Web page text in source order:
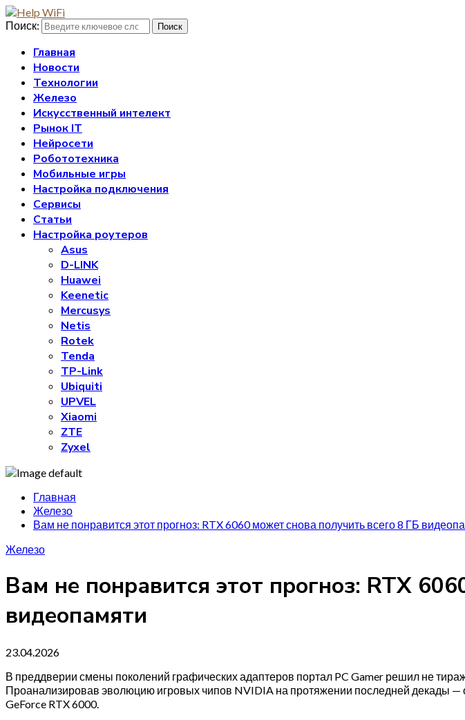
Поиск: Поиск
Главная
Новости
Технологии
Железо
Искусственный интелект
Рынок IT
Нейросети
Робототехника
Мобильные игры
Настройка подключения
Сервисы
Статьи
Настройка роутеров
Asus
D-LINK
Huawei
Keenetic
Mercusys
Netis
Rotek
Tenda
TP-Link
Ubiquiti
UPVEL
Xiaomi
ZTE
Zyxel
Главная
Железо
Вам не понравится этот прогноз: RTX 6060 может снова получить всего 8 ГБ
Железо
Вам не понравится этот прогноз: RTX
видеопамяти
23.04.2026
В преддверии смены поколений графических адаптеров портал PC Gamer решил не
Проанализировав эволюцию игровых чипов NVIDIA на протяжении последней декады —
GeForce RTX 6000.